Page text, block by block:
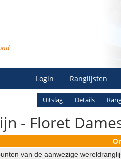
Login Ranglijsten
Uitslag Details
- Floret
van de aanwezige